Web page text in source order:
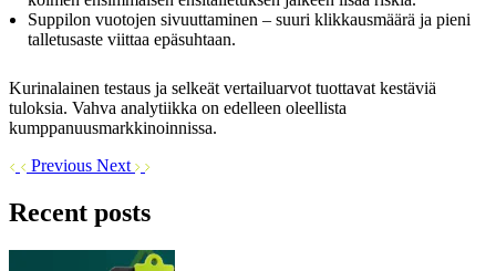
Suppilon vuotojen sivuuttaminen – suuri klikkausmäärä ja pieni
talletusaste viittaa epäsuhtaan.
Kurinalainen testaus ja selkeät vertailuarvot tuottavat kestäviä
tuloksia. Vahva analytiikka on edelleen oleellista
kumppanuusmarkkinoinnissa.
Previous Next
Recent posts